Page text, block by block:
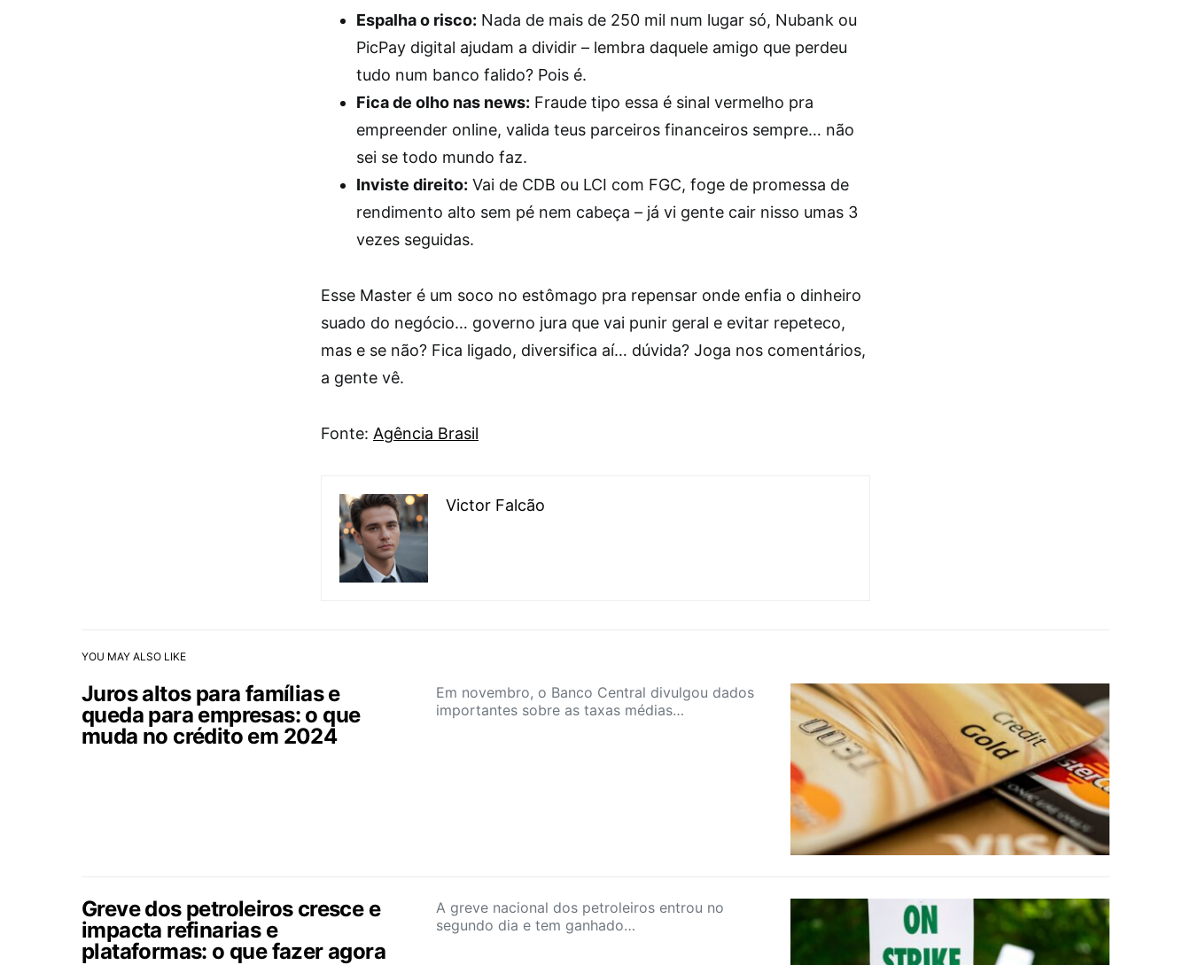
Espalha o risco: Nada de mais de 250 mil num lugar só, Nubank ou
PicPay digital ajudam a dividir – lembra daquele amigo que perdeu
tudo num banco falido? Pois é.
Fica de olho nas news: Fraude tipo essa é sinal vermelho pra
empreender online, valida teus parceiros financeiros sempre… não
sei se todo mundo faz.
Inviste direito: Vai de CDB ou LCI com FGC, foge de promessa de
rendimento alto sem pé nem cabeça – já vi gente cair nisso umas 3
vezes seguidas.
Esse Master é um soco no estômago pra repensar onde enfia o dinheiro
suado do negócio… governo jura que vai punir geral e evitar repeteco,
mas e se não? Fica ligado, diversifica aí… dúvida? Joga nos comentários,
a gente vê.
Fonte: Agência Brasil
Victor Falcão
YOU MAY ALSO LIKE
Juros altos para famílias e
queda para empresas: o que
muda no crédito em 2024
Em novembro, o Banco Central divulgou dados
importantes sobre as taxas médias…
Greve dos petroleiros cresce e
impacta refinarias e
plataformas: o que fazer agora
A greve nacional dos petroleiros entrou no
segundo dia e tem ganhado…